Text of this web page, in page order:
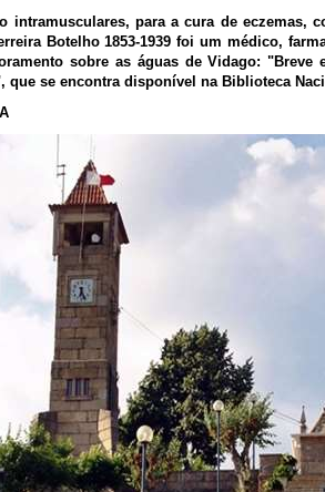
intramusculares, para a cura de eczemas,
Botelho 1853-1939 foi um médico,
sobre as águas de Vidago: "Breve
que se encontra disponível na Biblioteca